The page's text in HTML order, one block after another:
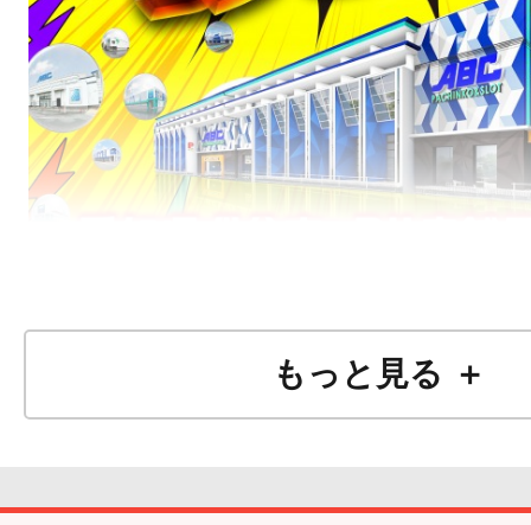
もっと見る ＋